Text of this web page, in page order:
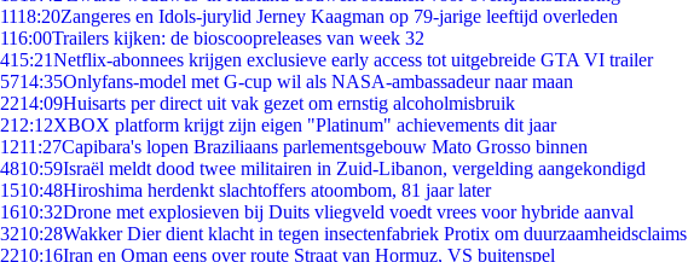
1118:20Zangeres en Idols-jurylid Jerney Kaagman op 79-jarige leeftijd overleden
116:00Trailers kijken: de bioscoopreleases van week 32
415:21Netflix-abonnees krijgen exclusieve early access tot uitgebreide GTA VI trailer
5714:35Onlyfans-model met G-cup wil als NASA-ambassadeur naar maan
2214:09Huisarts per direct uit vak gezet om ernstig alcoholmisbruik
212:12XBOX platform krijgt zijn eigen "Platinum" achievements dit jaar
1211:27Capibara's lopen Braziliaans parlementsgebouw Mato Grosso binnen
4810:59Israël meldt dood twee militairen in Zuid-Libanon, vergelding aangekondigd
1510:48Hiroshima herdenkt slachtoffers atoombom, 81 jaar later
1610:32Drone met explosieven bij Duits vliegveld voedt vrees voor hybride aanval
3210:28Wakker Dier dient klacht in tegen insectenfabriek Protix om duurzaamheidsclaims
2210:16Iran en Oman eens over route Straat van Hormuz, VS buitenspel